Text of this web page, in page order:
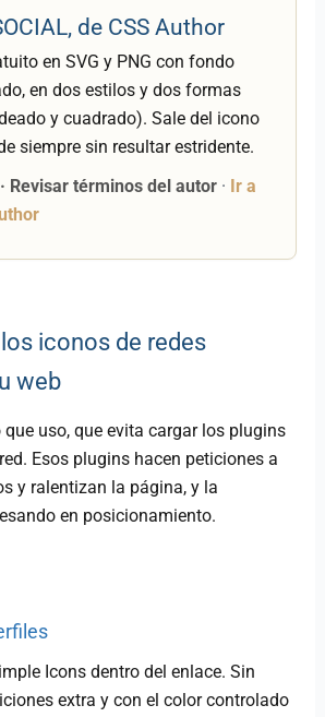
de CSS Author
en SVG y PNG con fondo
en dos estilos y dos formas
y cuadrado). Sale del icono
siempre sin resultar estridente.
Revisar términos del autor· Ir a
iconos de redes
web
que uso, que evita cargar los plugins
Esos plugins hacen peticiones a
y ralentizan la página, y la
en posicionamiento.
Icons dentro del enlace. Sin
extra y con el color controlado